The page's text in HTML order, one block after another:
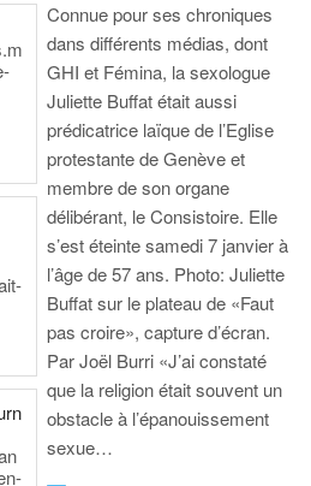
Connue pour ses chroniques
dans différents médias, dont
GHI et Fémina, la sexologue
Juliette Buffat était aussi
prédicatrice laïque de l’Eglise
protestante de Genève et
membre de son organe
délibérant, le Consistoire. Elle
s’est éteinte samedi 7 janvier à
l’âge de 57 ans. Photo: Juliette
Buffat sur le plateau de «Faut
pas croire», capture d’écran.
Par Joël Burri «J’ai constaté
que la religion était souvent un
obstacle à l’épanouissement
sexue…